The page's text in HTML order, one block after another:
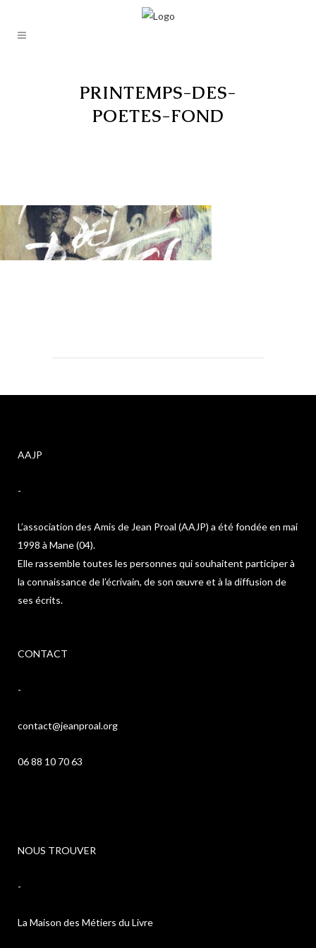
PRINTEMPS-DES-
POETES-FOND
AAJP
-
L’association des Amis de Jean Proal (AAJP) a été fondée en mai
1998 à Mane (04).
Elle rassemble toutes les personnes qui souhaitent participer à
la connaissance de l’écrivain, de son œuvre et à la diffusion de
ses écrits.
CONTACT
-
contact@jeanproal.org
06 88 10 70 63
NOUS TROUVER
-
La Maison des Métiers du Livre